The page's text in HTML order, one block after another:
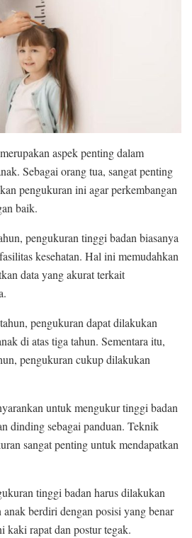
aspek penting dalam
Sebagai orang tua, sangat penting
pengukuran ini agar perkembangan
baik.
pengukuran tinggi badan biasanya
kesehatan. Hal ini memudahkan
data yang akurat terkait
pengukuran dapat dilakukan
di atas tiga tahun. Sementara itu,
pengukuran cukup dilakukan
untuk mengukur tinggi badan
dinding sebagai panduan. Teknik
sangat penting untuk mendapatkan
tinggi badan harus dilakukan
berdiri dengan posisi yang benar
kaki rapat dan postur tegak.